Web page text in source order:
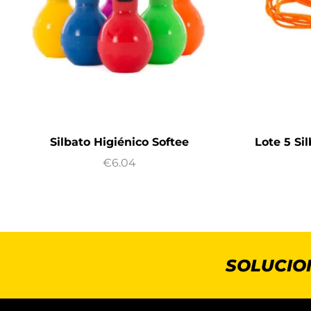
Silbato Higiénico Softee
€6.04
Lote 5